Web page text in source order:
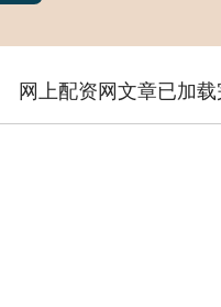
网上配资网文章已加